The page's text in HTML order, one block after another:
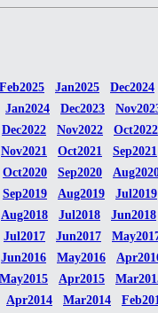
Feb2025 Jan2025 Dec2024
Jan2024 Dec2023
Dec2022 Nov2022 Oct2022
Nov2021 Oct2021 Sep2021
Oct2020 Sep2020
Sep2019 Aug2019 Jul2019
Aug2018 Jul2018 Jun2018
Jul2017 Jun2017
Jun2016 May2016
May2015 Apr2015
Apr2014 Mar2014